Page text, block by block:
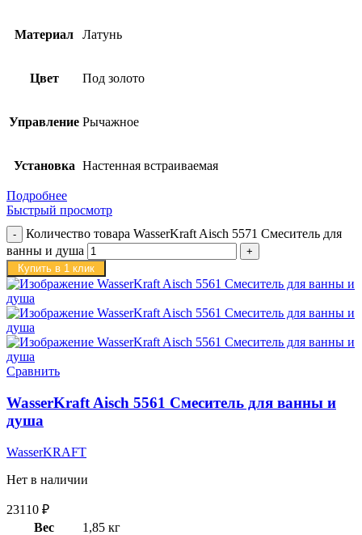
Материал Латунь
Цвет Под золото
Управление Рычажное
Установка Настенная встраиваемая
Подробнее
Быстрый просмотр
Количество товара WasserKraft Aisch 5571 Смеситель для
ванны и душа
Купить в 1 клик
Сравнить
WasserKraft Aisch 5561 Смеситель для ванны и
душа
WasserKRAFT
Нет в наличии
23110 ₽
Вес
1,85 кг